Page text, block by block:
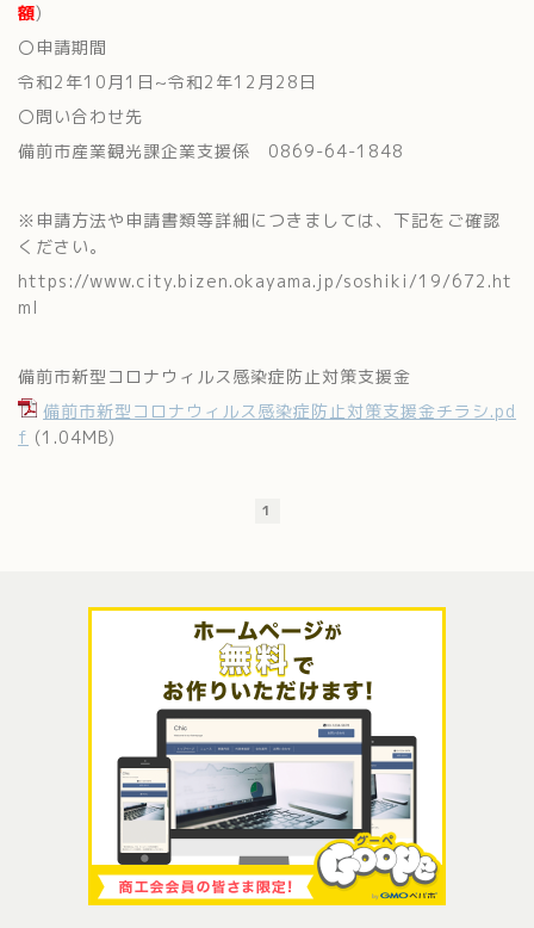
額)
〇申請期間
令和2年10月1日~令和2年12月28日
〇問い合わせ先
備前市産業観光課企業支援係 0869-64-1848
※申請方法や申請書類等詳細につきましては、下記をご確認
ください。
https://www.city.bizen.okayama.jp/soshiki/19/672.ht
ml
備前市新型コロナウィルス感染症防止対策支援金
備前市新型コロナウィルス感染症防止対策支援金チラシ.pd
f (1.04MB)
1